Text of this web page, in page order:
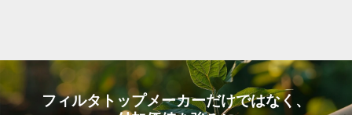
フィルタトップメーカーだけではなく、